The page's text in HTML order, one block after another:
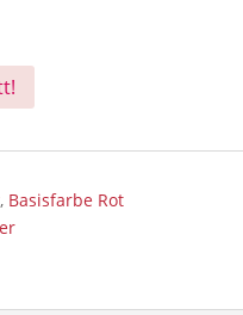
, Basisfarbe Rot